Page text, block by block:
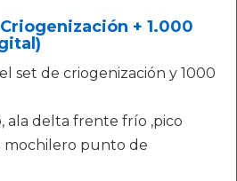
+ 1.000
set de criogenización y 1000
ala delta frente frío ,pico
mochilero punto de